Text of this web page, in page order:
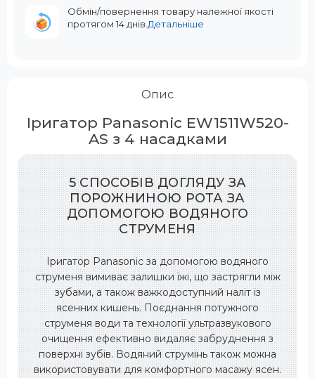
Обмін/повернення товару належної якості
протягом 14 днів. Детальніше
Опис
Іригатор Panasonic EW1511W520-
AS з 4 насадками
5 СПОСОБІВ ДОГЛЯДУ ЗА
ПОРОЖНИНОЮ РОТА ЗА
ДОПОМОГОЮ ВОДЯНОГО
СТРУМЕНЯ
Іригатор Panasonic за допомогою водяного
струменя вимиває залишки їжі, що застрягли між
зубами, а також важкодоступний наліт із
ясенних кишень. Поєднання потужного
струменя води та технології ультразвукового
очищення ефективно видаляє забруднення з
поверхні зубів. Водяний струмінь також можна
використовувати для комфортного масажу ясен.